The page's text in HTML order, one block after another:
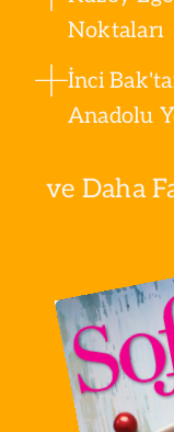
Noktaları
İnci
Anadolu
ve Daha